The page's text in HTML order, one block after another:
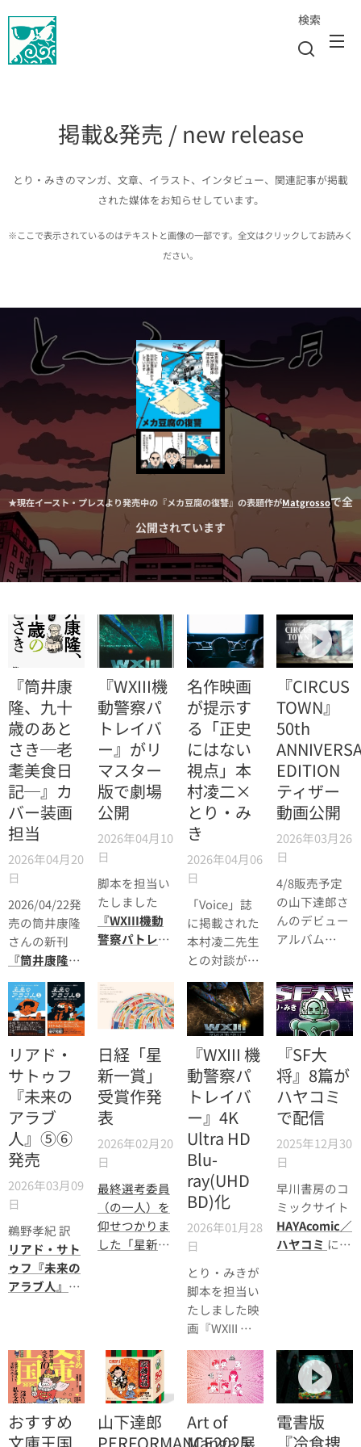
検索
掲載&発売 / new release
とり・みきのマンガ、文章、イラスト、インタビュー、関連記事が掲載
された媒体をお知らせしています。
※ここで表示されているのはテキストと画像の一部です。全文はクリックしてお読みく
ださい。
★現在イースト・プレスより発売中の『メカ豆腐の復讐』の表題作がMatgrossoで全
公開されています
『筒井康
隆、九十
歳のあと
さき─老
耄美食日
記─』カ
バー装画
担当
2026年04月20
日
2026/04/22発
売の筒井康隆
さんの新刊
『筒井康隆、
九十歳のあと
さき─老耄美
食日記─』
（新潮社）の
カバー装画を
担当いたしま
した。
『WXIII機
動警察パ
トレイバ
ー』がリ
マスター
版で劇場
公開
2026年04月10
日
脚本を担当い
たしました
『WXIII機動
警察パトレイ
にリマスター
版で劇場公開
されました。
名作映画
が提示す
る「正史
にはない
視点」本
村凌二×
とり・み
き
2026年04月06
日
「Voice」誌
に掲載された
本村凌二先生
との対談が
WEB上でも読
めるようにな
りました。
『CIRCUS
TOWN』
50th
EDITION
ティザー
動画公開
2026年03月26
日
4/8販売予定
の山下達郎さ
んのデビュー
アルバム
ANNIVERSARY
EDITION の
Teaser映像が
公開されまし
た。
リアド・
サトゥフ
『未来の
アラブ
人』⑤⑥
発売
2026年03月09
日
鵜野孝紀 訳
リアド・サト
ゥフ『未来の
アラブ人』
の帯文を担当
しておりま
す。
日経「星
新一賞」
受賞作発
表
2026年02月20
日
最終選考委員
（の一人）を
仰せつかりま
した「星新一
https://www.nikkei.com/article/
『WXIII 機
動警察パ
トレイバ
ー』4K
Ultra HD
Blu-
ray(UHD
BD)化
2026年01月28
日
とり・みきが
脚本を担当い
たしました映
画『WXIII 機
動警察パトレ
イバー』が4K
Ultra HD Blu-
ray(UHD BD)
化されること
になりまし
『SF大
将』8篇が
ハヤコミ
で配信
2025年12月30
日
早川書房のコ
ミックサイト
HAYAcomic／
ハヤコミ に
なっておりま
すのでこの機
会にご覧くだ
さい。
おすすめ
山下達郎
Art of
電書版